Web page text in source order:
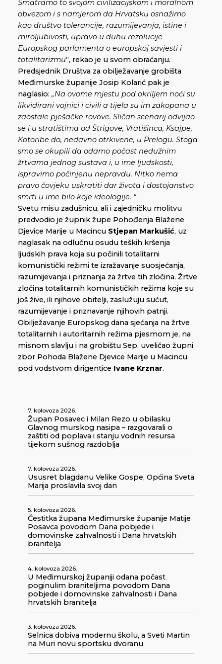
Smatramo to svojom civilizacijskom i moralnom
obvezom i s namjerom da Hrvatsku osnažimo
kao društvo tolerancije, razumijevanja, istine i
miroljubivosti, upravo u duhu rezolucije
Europskog parlamenta o europskoj savjesti i
totalitarizmu“, rekao je u svom obraćanju.
Predsjednik Društva za obilježavanje grobišta
Međimurske županije Josip Kolarić pak je
naglasio: „Na ovome mjestu pod okriljem noći su
likvidirani vojnici i civili a tijela su im zakopana u
zaostale pješačke rovove. Sličan scenarij odvijao
se i u stratištima od Štrigove, Vratišinca, Ksajpe,
Kotoribe do, nedavno otrkivene, u Prelogu. Stoga
smo se okupili da odamo počast nedužnim
žrtvama jednog sustava i, u ime ljudskosti,
ispravimo počinjenu nepravdu. Nitko nema
pravo čovjeku uskratiti dar života i dostojanstvo
smrti u ime bilo koje ideologije. “
Svetu misu zadušnicu, ali i zajedničku molitvu
predvodio je župnik župe Pohođenja Blažene
Djevice Marije u Macincu Stjepan Markušić, uz
naglasak na odlučnu osudu teških kršenja
ljudskih prava koja su počinili totalitarni
komunistički režimi te izražavanje suosjećanja,
razumijevanja i priznanja za žrtve tih zločina. Žrtve
zločina totalitarnih komunističkih režima koje su
još žive, ili njihove obitelji, zaslužuju sućut,
razumijevanje i priznavanje njihovih patnji.
Obilježavanje Europskog dana sjećanja na žrtve
totalitarnih i autoritarnih režima pjesmom je, na
misnom slavlju i na grobištu Sep, uveličao župni
zbor Pohoda Blažene Djevice Marije u Macincu
pod vodstvom dirigentice Ivane Krznar.
7. kolovoza 2026.
Župan Posavec i Milan Rezo u obilasku
Glavnog murskog nasipa – razgovarali o
zaštiti od poplava i stanju vodnih resursa
tijekom sušnog razdoblja
7. kolovoza 2026.
Ususret blagdanu Velike Gospe, Općina Sveta
Marija proslavila svoj dan
5. kolovoza 2026.
Čestitka župana Međimurske županije Matije
Posavca povodom Dana pobjede i
domovinske zahvalnosti i Dana hrvatskih
branitelja
4. kolovoza 2026.
U Međimurskoj županiji odana počast
poginulim braniteljima povodom Dana
pobjede i domovinske zahvalnosti i Dana
hrvatskih branitelja
3. kolovoza 2026.
Selnica dobiva modernu školu, a Sveti Martin
na Muri novu sportsku dvoranu